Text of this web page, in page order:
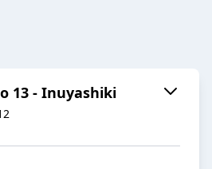
13 - Inuyashiki